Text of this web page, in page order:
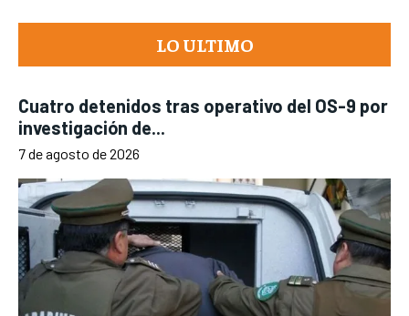
LO ULTIMO
Cuatro detenidos tras operativo del OS-9 por
investigación de...
7 de agosto de 2026